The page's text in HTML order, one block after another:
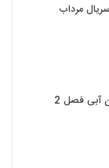
دانلود سریال نیسان آبی فصل 2